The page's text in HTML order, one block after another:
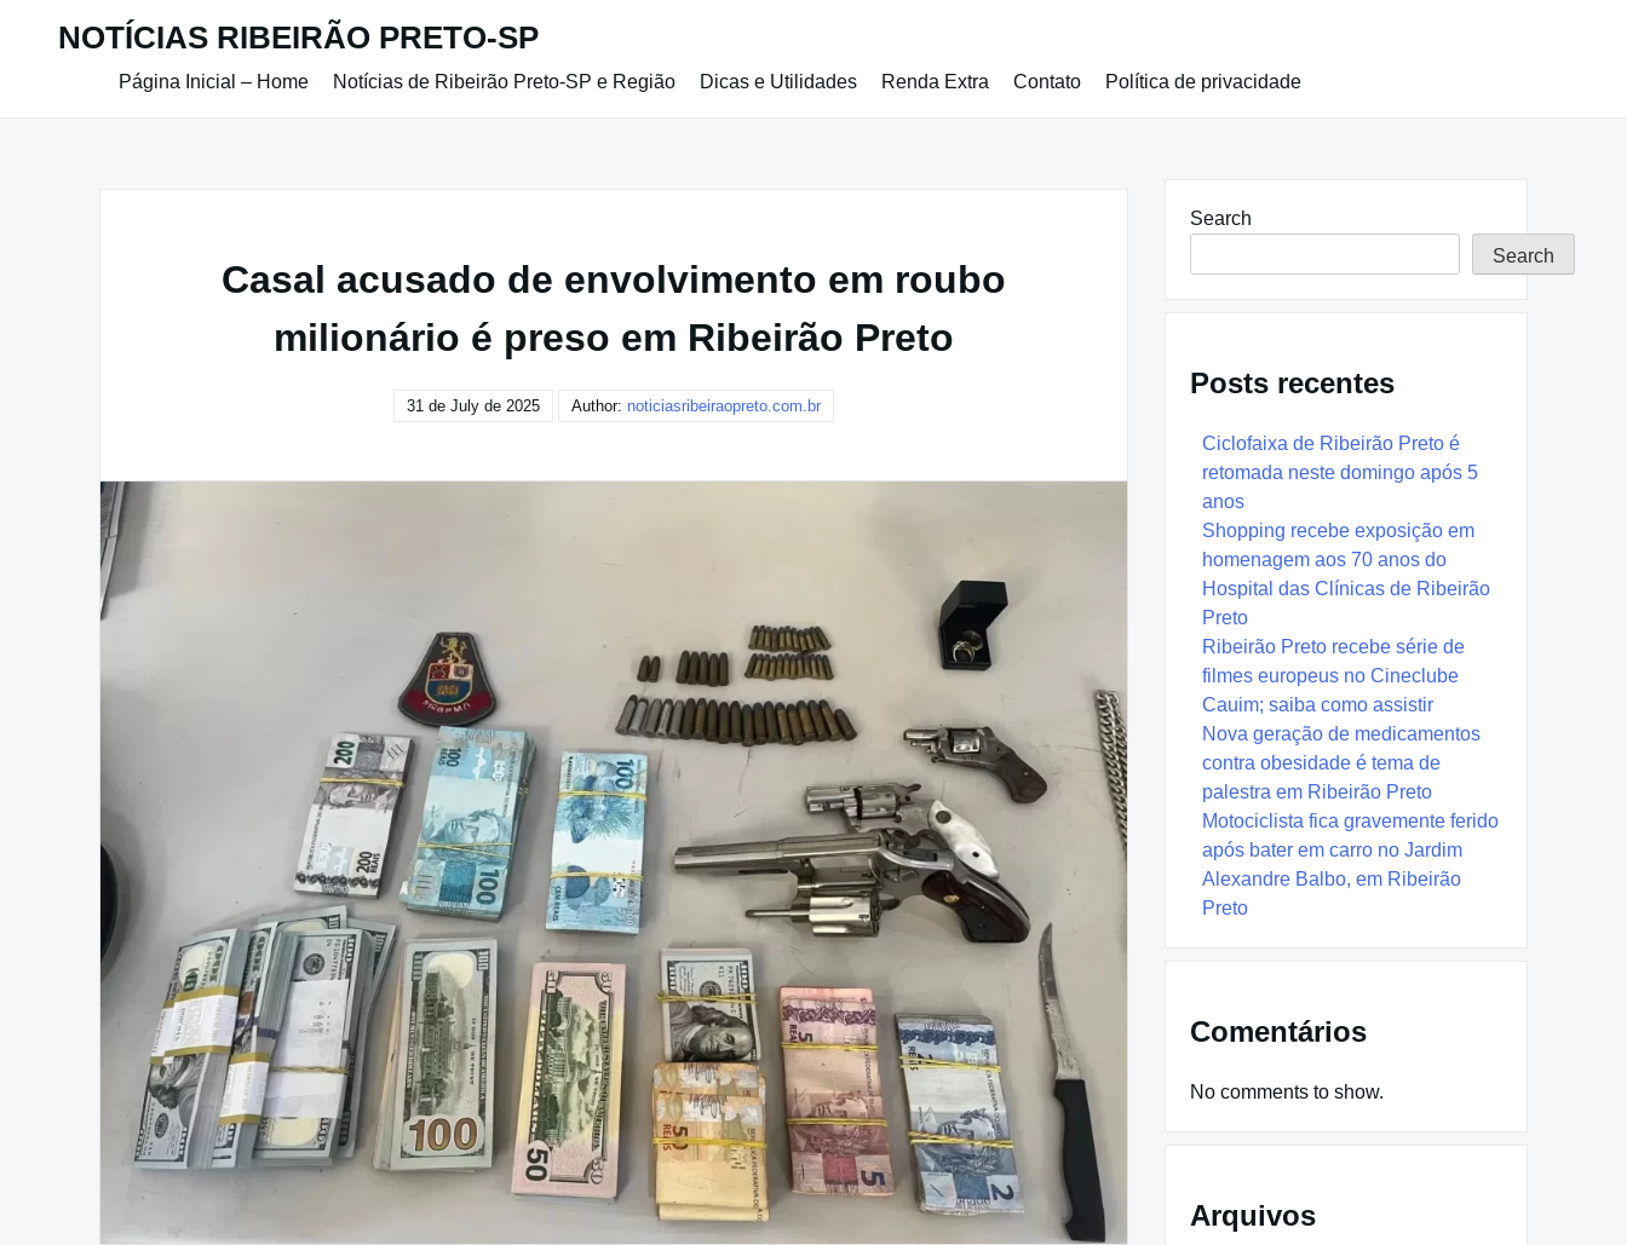
NOTÍCIAS RIBEIRÃO PRETO-SP
Página Inicial – Home Notícias de Ribeirão Preto-SP e Região Dicas e Utilidades Renda Extra Contato Política de privacidade
Casal acusado de envolvimento em roubo
milionário é preso em Ribeirão Preto
31 de July de 2025 Author: noticiasribeiraopreto.com.br
Search
Search
Posts recentes
Ciclofaixa de Ribeirão Preto é
retomada neste domingo após 5
anos
Shopping recebe exposição em
homenagem aos 70 anos do
Hospital das Clínicas de Ribeirão
Preto
Ribeirão Preto recebe série de
filmes europeus no Cineclube
Cauim; saiba como assistir
Nova geração de medicamentos
contra obesidade é tema de
palestra em Ribeirão Preto
Motociclista fica gravemente ferido
após bater em carro no Jardim
Alexandre Balbo, em Ribeirão
Preto
Comentários
No comments to show.
Arquivos